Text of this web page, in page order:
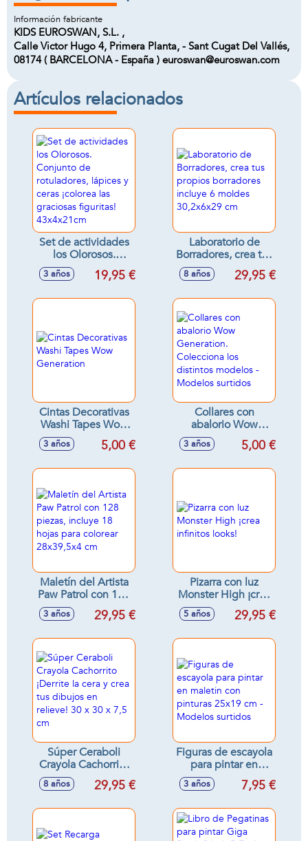
Información fabricante
KIDS EUROSWAN, S.L. ,
Calle Victor Hugo 4, Primera Planta, - Sant Cugat Del Vallés,
08174 ( BARCELONA - España ) euroswan@euroswan.com
Artículos relacionados
Set de actividades
los Olorosos.
Conjunto de
rotuladores, lápices
graciosas figuritas!
3 años 19,95 €
Laboratorio de
Borradores, crea tus
propios borradores
incluye 6 moldes
8 años 29,95 €
Cintas Decorativas
Washi Tapes Wow
Generation
3 años 5,00 €
Collares con
abalorio Wow
Generation.
Colecciona los
3 años 5,00 €
Maletín del Artista
Paw Patrol con 128
piezas, incluye 18
hojas para colorear
3 años 29,95 €
Pizarra con luz
Monster High ¡crea
infinitos looks!
5 años 29,95 €
Súper Ceraboli
Crayola Cachorrito
¡Derrite la cera y
crea tus dibujos en
8 años 29,95 €
Figuras de escayola
para pintar en
maletin con
pinturas 25x19 cm -
3 años 7,95 €